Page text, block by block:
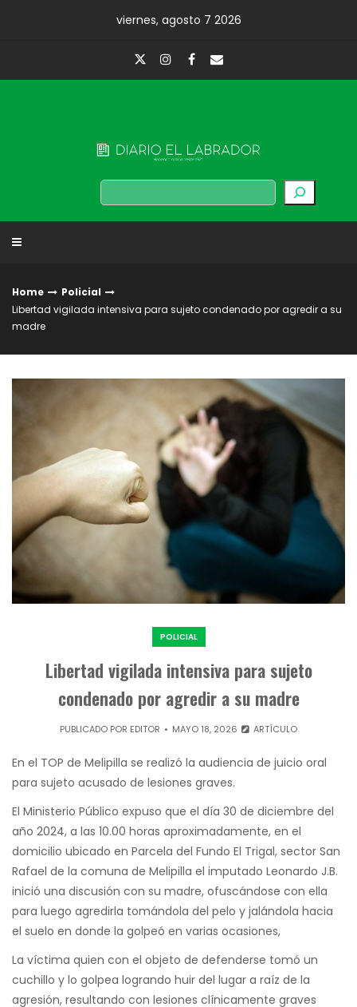
viernes, agosto 7 2026
Buscar
Home
Policial
Libertad vigilada intensiva para sujeto condenado por agredir a su
madre
POLICIAL
Libertad vigilada intensiva para sujeto
condenado por agredir a su madre
PUBLICADO POR EDITOR MAYO 18, 2026 ARTÍCULO
En el TOP de Melipilla se realizó la audiencia de juicio oral
para sujeto acusado de lesiones graves.
El Ministerio Público expuso que el día 30 de diciembre del
año 2024, a las 10.00 horas aproximadamente, en el
domicilio ubicado en Parcela del Fundo El Trigal, sector San
Rafael de la comuna de Melipilla el imputado Leonardo J.B.
inició una discusión con su madre, ofuscándose con ella
para luego agredirla tomándola del pelo y jalándola hacia
el suelo en donde la golpeó en varias ocasiones,
La víctima quien con el objeto de defenderse tomó un
cuchillo y lo golpea logrando huir del lugar a raíz de la
agresión, resultando con lesiones clínicamente graves